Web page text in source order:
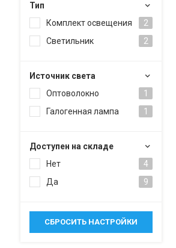
Тип
Комплект освещения
2
Светильник
2
Источник света
Оптоволокно
1
Галогенная лампа
1
Доступен на складе
Нет
4
Да
9